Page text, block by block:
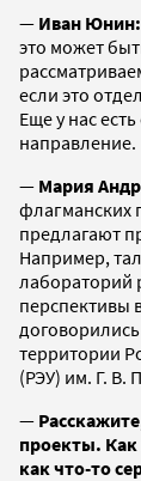
— Иван Юнин:
это может
если это
Еще у нас
направление.
— Мария
флагманских
предлагают
Например,
лабораторий
перспективы
территории
(РЭУ) им. Г. В.
—
проекты. Как
как что-то